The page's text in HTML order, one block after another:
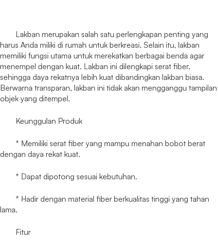
Lakban merupakan salah satu perlengkapan penting yang
harus Anda miliki di rumah untuk berkreasi. Selain itu, lakban
memiliki fungsi utama untuk merekatkan berbagai benda agar
menempel dengan kuat. Lakban ini dilengkapi serat fiber,
sehingga daya rekatnya lebih kuat dibandingkan lakban biasa.
Berwarna transparan, lakban ini tidak akan mengganggu tampilan
objek yang ditempel.
Keunggulan Produk
* Memiliki serat fiber yang mampu menahan bobot berat
dengan daya rekat kuat.
* Dapat dipotong sesuai kebutuhan.
* Hadir dengan material fiber berkualitas tinggi yang tahan
lama.
Fitur